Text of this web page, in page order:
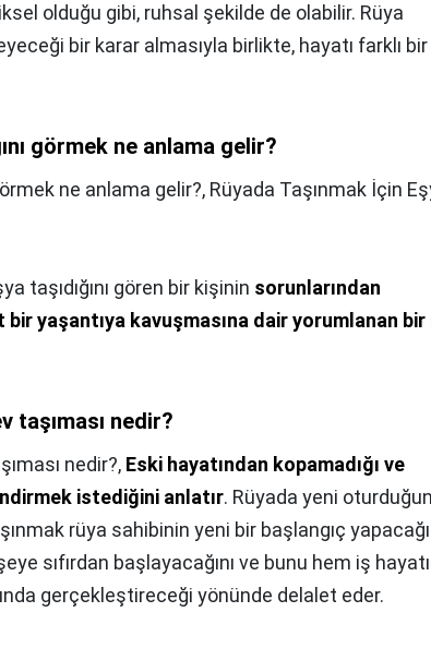
olduğu gibi, ruhsal şekilde de olabilir. Rüya
bir karar almasıyla birlikte, hayatı farklı bir
görmek ne anlama gelir?
ne anlama gelir?, Rüyada Taşınmak İçin
taşıdığını gören bir kişinin sorunlarından
bir yaşantıya kavuşmasına dair yorumlanan bir
taşıması nedir?
nedir?, Eski hayatından kopamadığı ve
istediğini anlatır. Rüyada yeni oturduğun
rüya sahibinin yeni bir başlangıç yapacağı
sıfırdan başlayacağını ve bunu hem iş
gerçekleştireceği yönünde delalet eder.